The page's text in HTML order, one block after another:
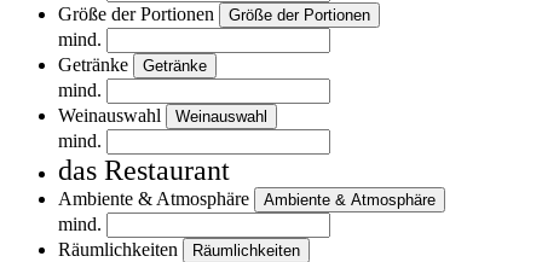
Größe der Portionen
Größe der Portionen
mind.
Getränke
Getränke
mind.
Weinauswahl
Weinauswahl
mind.
das Restaurant
Ambiente & Atmosphäre Ambiente & Atmosphäre
mind.
Räumlichkeiten
Räumlichkeiten